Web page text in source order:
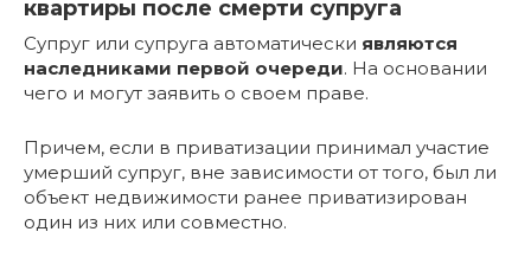
квартиры после смерти супруга
Супруг или супруга автоматически являются
наследниками первой очереди. На основании
чего и могут заявить о своем праве.
Причем, если в приватизации принимал участие
умерший супруг, вне зависимости от того, был ли
объект недвижимости ранее приватизирован
один из них или совместно.